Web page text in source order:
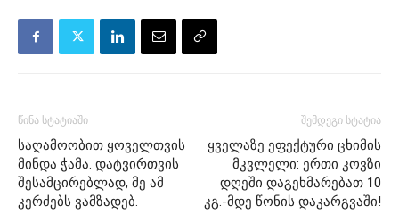
წინა სტატიაში
საღამოობით ყოველთვის
მინდა ჭამა. დატვირთვის
შესამცირებლად, მე ამ
კერძებს ვამზადებ.
შემდეგი სტატია
ყველაზე ეფექტური ცხიმის
მკვლელი: ერთი კოვზი
დღეში დაგეხმარებათ 10
კგ.-მდე წონის დაკარგვაში!